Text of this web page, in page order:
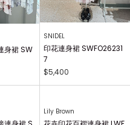
身裙 SW
SNIDEL
印花連身裙 SWFO26231
7
$5,400
Lily Brown